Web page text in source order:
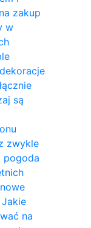
zakup
w
są
zwykle
pogoda
na